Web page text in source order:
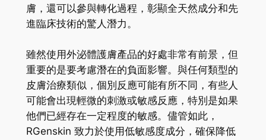
膚，還可以參與轉化過程，彰顯全天然成分和先
進臨床技術的驚人潛力。
雖然使用外泌體護膚產品的好處非常有前景，但
重要的是要考慮潛在的負面影響。與任何類型的
皮膚治療類似，個別反應可能有所不同，有些人
可能會出現輕微的刺激或敏感反應，特別是如果
他們已經存在一定程度的敏感。儘管如此，
RGenskin 致力於使用低敏感度成分，確保降低